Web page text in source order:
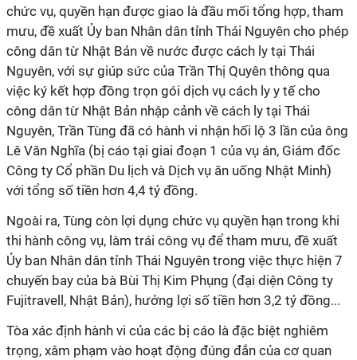
chức vụ, quyền hạn được giao là đầu mối tổng hợp, tham
mưu, đề xuất Ủy ban Nhân dân tỉnh Thái Nguyên cho phép
công dân từ Nhật Bản về nước được cách ly tại Thái
Nguyên, với sự giúp sức của Trần Thị Quyên thông qua
việc ký kết hợp đồng trọn gói dịch vụ cách ly y tế cho
công dân từ Nhật Bản nhập cảnh về cách ly tại Thái
Nguyên, Trần Tùng đã có hành vi nhận hối lộ 3 lần của ông
Lê Văn Nghĩa (bị cáo tại giai đoạn 1 của vụ án, Giám đốc
Công ty Cổ phần Du lịch và Dịch vụ ăn uống Nhật Minh)
với tổng số tiền hơn 4,4 tỷ đồng.
Ngoài ra, Tùng còn lợi dụng chức vụ quyền hạn trong khi
thi hành công vụ, làm trái công vụ để tham mưu, đề xuất
Ủy ban Nhân dân tỉnh Thái Nguyên trong việc thực hiện 7
chuyến bay của bà Bùi Thị Kim Phụng (đại diện Công ty
Fujitravell, Nhật Bản), hưởng lợi số tiền hơn 3,2 tỷ đồng...
Tòa xác định hành vi của các bị cáo là đặc biệt nghiêm
trọng, xâm phạm vào hoạt động đúng đắn của cơ quan